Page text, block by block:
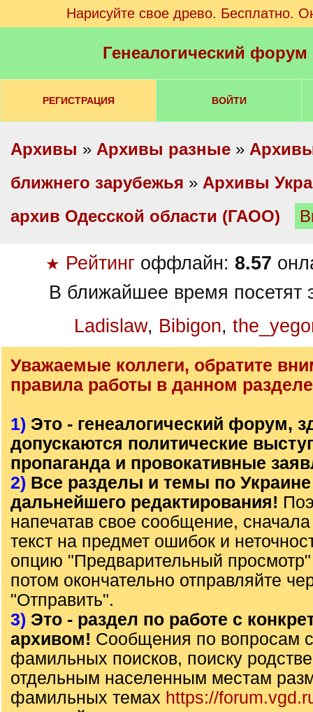
Нарисуйте свое древо. Бесплатно.
Генеалогический
РЕГИСТРАЦИЯ ВОЙТИ
Архивы » Архивы разные »
ближнего зарубежья » Архивы
архив Одесской области (ГАОО)
★ Рейтинг оффлайн: 8.57
В ближайшее время посетят
Ladislaw, Bibigon,
Уважаемые коллеги, обратите
правила работы в данном
1) Это - генеалогический форум,
допускаются политические
пропаганда и провокативные
2) Все разделы и темы по
дальнейшего редактирования!
напечатав свое сообщение, сначала
текст на предмет ошибок и
опцию "Предварительный просмотр"
потом окончательно отправляйте
"Отправить".
3) Это - раздел по работе с
архивом! Сообщения по вопросам
фамильных поисков, поиску
отдельным населенным местам
фамильных темах https://